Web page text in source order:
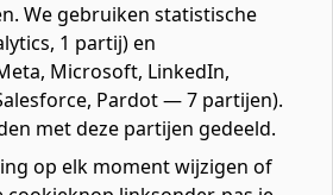
We gebruiken statistische
1 partij) en
Microsoft, LinkedIn,
Pardot — 7 partijen).
met deze partijen gedeeld.
op elk moment wijzigen of